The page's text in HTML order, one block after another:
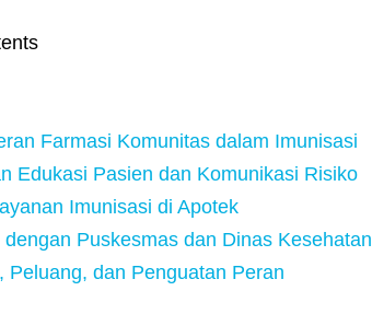
Farmasi Komunitas dalam Imunisasi
Edukasi Pasien dan Komunikasi Risiko
Imunisasi di Apotek
dengan Puskesmas dan Dinas Kesehatan
Peluang, dan Penguatan Peran